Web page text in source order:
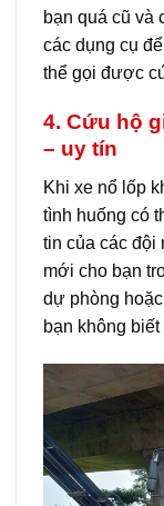
bạn quá cũ và
các dụng cụ
thể gọi được
4. Cứu hộ
– uy tín
Khi xe nổ lốp
tình huống có
tin của các đội
mới cho bạn
dự phòng
bạn không